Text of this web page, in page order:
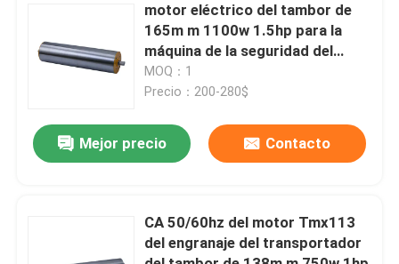
Control de calidad
Contacta con nosotros
Noticias
motor del engranaje de la C.C.
motor eléctrico del tambor de
165m m 1100w 1.5hp para la
máquina de la seguridad del
transportador del aeropuerto
MOQ：1
Precio：200-280$
Mejor precio Contacto
CA 50/60hz del motor Tmx113
del engranaje del transportador